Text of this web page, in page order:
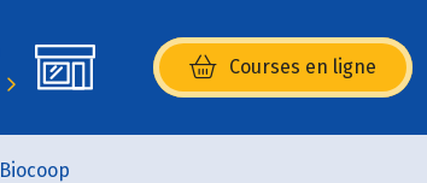
Courses en ligne
(s’ouvre dans une nouvelle
Biocoop